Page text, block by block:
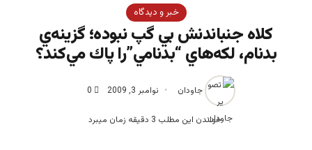
خبر و دیدگاه
كلاه جنباندنش بي گپ نبوده؛ گزينه‌ي
بدنام، لكه‌هاي “بدنامي”را پاك مي‌كند؟
جاودان نوامبر 3, 2009 0
خواندن این مطلب 3 دقیقه زمان میبرد